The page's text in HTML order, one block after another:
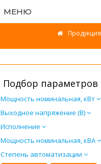
МЕНЮ
Продукция
Подбор параметров
Мощность номинальная, кВт
Выходное напряжение (В)
Исполнение
Мощность номинальная, кВА
Степень автоматизации